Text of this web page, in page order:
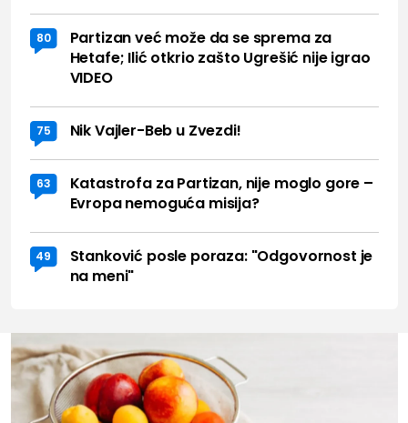
80
Partizan već može da se sprema za
Hetafe; Ilić otkrio zašto Ugrešić nije igrao
VIDEO
75 Nik Vajler-Beb u Zvezdi!
63
Katastrofa za Partizan, nije moglo gore –
Evropa nemoguća misija?
49
Stanković posle poraza: "Odgovornost je
na meni"